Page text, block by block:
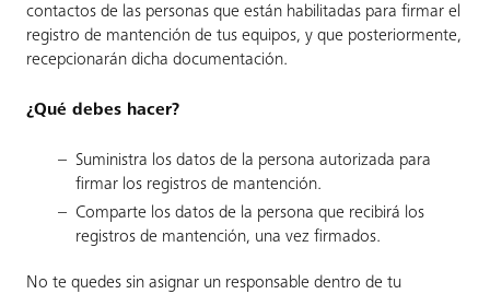
contactos de las personas que están habilitadas para firmar el
registro de mantención de tus equipos, y que posteriormente,
recepcionarán dicha documentación.
¿Qué debes hacer?
Suministra los datos de la persona autorizada para
firmar los registros de mantención.
Comparte los datos de la persona que recibirá los
registros de mantención, una vez firmados.
No te quedes sin asignar un responsable dentro de tu